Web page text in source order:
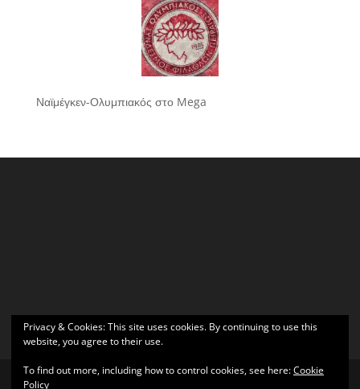
Ναϊμέγκεν-Ολυμπιακός στο Mega
Privacy & Cookies: This site uses cookies. By continuing to use this
website, you agree to their use.
To find out more, including how to control cookies, see here:Cookie
Policy